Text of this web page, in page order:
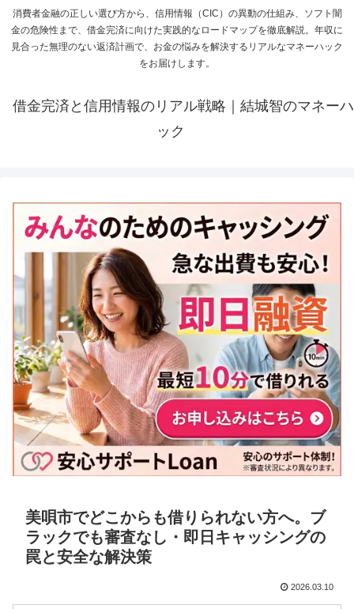
消費者金融の正しい選び方から、信用情報（CIC）の異動の仕組み、ソフト闇
金の危険性まで、借金完済に向けた実践的なロードマップを徹底解説。年収に
見合った無理のない返済計画で、お金の悩みを解決するリアルなマネーハック
をお届けします。
借金完済と信用情報のリアル戦略｜結城智のマネーハ
ック
美唄市でどこからも借りられない方へ。ブ
ラックでも審査なし・即日キャッシングの
罠と安全な解決策
2026.03.10